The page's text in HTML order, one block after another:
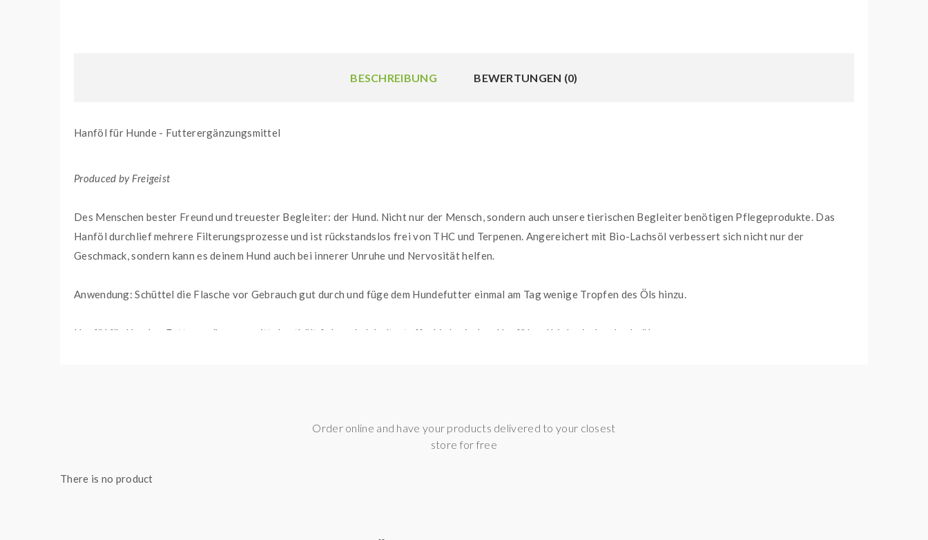
BESCHREIBUNG BEWERTUNGEN (0)
Hanföl für Hunde - Futterergänzungsmittel
Produced by Freigeist
Des Menschen bester Freund und treuester Begleiter: der Hund. Nicht nur der Mensch, sondern auch unsere tierischen Begleiter benötigen Pflegeprodukte. Das
Hanföl durchlief mehrere Filterungsprozesse und ist rückstandslos frei von THC und Terpenen. Angereichert mit Bio-Lachsöl verbessert sich nicht nur der
Geschmack, sondern kann es deinem Hund auch bei innerer Unruhe und Nervosität helfen.
Anwendung: Schüttel die Flasche vor Gebrauch gut durch und füge dem Hundefutter einmal am Tag wenige Tropfen des Öls hinzu.
Hanföl für Hunde - Futterergänzungsmittel enthält folgende Inhaltsstoffe: biologisches Hanföl und biologisches Lachsöl
Hergestellt in Deutschland
Order online and have your products delivered to your closest
store for free
There is no product